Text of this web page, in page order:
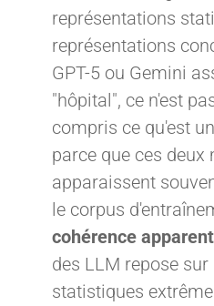
représentations
représentations
GPT-5 ou Gemini
"hôpital", ce n'est
compris ce qu'est
parce que ces deux
apparaissent
le corpus
cohérence
des LLM repose
statistiques